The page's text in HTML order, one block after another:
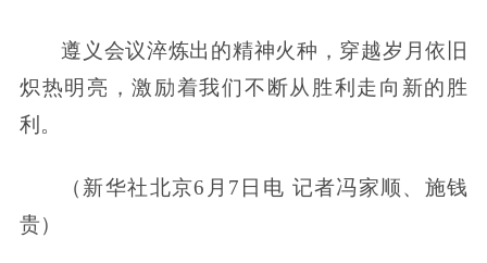
遵义会议淬炼出的精神火种，穿越岁月依旧
炽热明亮，激励着我们不断从胜利走向新的胜
利。
（新华社北京6月7日电 记者冯家顺、施钱
贵）